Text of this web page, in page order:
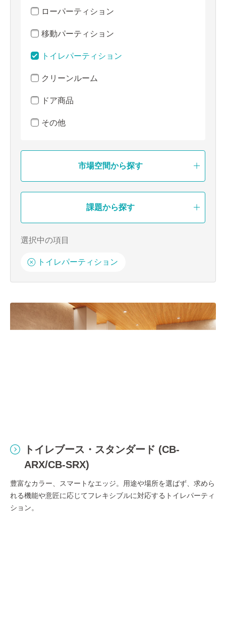
ローパーティション
移動パーティション
トイレパーティション
クリーンルーム
ドア商品
その他
市場空間から探す
課題から探す
トイレパーティション
トイレブース・スタンダード (CB-
ARX/CB-SRX)
豊富なカラー、スマートなエッジ。用途や場所を選ばず、求めら
れる機能や意匠に応じてフレキシブルに対応するトイレパーティ
ション。